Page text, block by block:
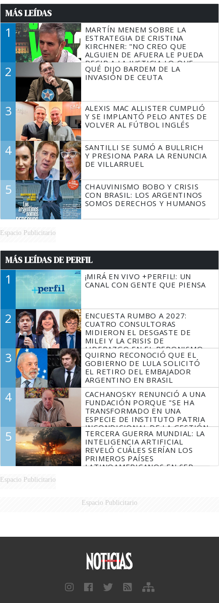
MÁS LEÍDAS
1
MARTÍN MENEM SOBRE LA
ESTRATEGIA DE CRISTINA
KIRCHNER: "NO CREO QUE
ALGUIEN DE AFUERA LE PUEDA
DECIR A LA JUSTICIA LO QUE
TIENE QUE HACER"
2
QUÉ DIJO BARDEM DE LA
INVASIÓN DE CEUTA
3
ALEXIS MAC ALLISTER CUMPLIÓ
Y SE IMPLANTÓ PELO ANTES DE
VOLVER AL FÚTBOL INGLÉS
4
SANTILLI SE SUMÓ A BULLRICH
Y PRESIONA PARA LA RENUNCIA
DE VILLARRUEL
5
CHAUVINISMO BOBO Y CRISIS
CON BRASIL: LOS ARGENTINOS
SOMOS DERECHOS Y HUMANOS
Espacio Publicitario
MÁS LEÍDAS DE PERFIL
1
¡MIRÁ EN VIVO +PERFIL!: UN
CANAL CON GENTE QUE PIENSA
2
ENCUESTA RUMBO A 2027:
CUATRO CONSULTORAS
MIDIERON EL DESGASTE DE
MILEI Y LA CRISIS DE
LIDERAZGO EN EL PERONISMO
3
QUIRNO RECONOCIÓ QUE EL
GOBIERNO DE LULA SOLICITÓ
EL RETIRO DEL EMBAJADOR
ARGENTINO EN BRASIL
4
CACHANOSKY RENUNCIÓ A UNA
FUNDACIÓN PORQUE "SE HA
TRANSFORMADO EN UNA
ESPECIE DE INSTITUTO PATRIA
INCONDICIONAL DE LA GESTIÓN
DE MILEI"
5
TERCERA GUERRA MUNDIAL: LA
INTELIGENCIA ARTIFICIAL
REVELÓ CUÁLES SERÍAN LOS
PRIMEROS PAÍSES
LATINOAMERICANOS EN SER
Espacio Publicitario
Espacio Publicitario